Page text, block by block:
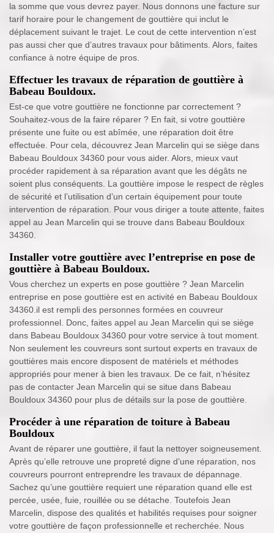
la somme que vous devrez payer. Nous donnons une facture sur
tarif horaire pour le changement de gouttière qui inclut le
déplacement suivant le trajet. Le cout de cette intervention n’est
pas aussi cher que d’autres travaux pour bâtiments. Alors, faites
confiance à notre équipe de pros.
Effectuer les travaux de réparation de gouttière à
Babeau Bouldoux.
Est-ce que votre gouttière ne fonctionne par correctement ?
Souhaitez-vous de la faire réparer ? En fait, si votre gouttière
présente une fuite ou est abîmée, une réparation doit être
effectuée. Pour cela, découvrez Jean Marcelin qui se siège dans
Babeau Bouldoux 34360 pour vous aider. Alors, mieux vaut
procéder rapidement à sa réparation avant que les dégâts ne
soient plus conséquents. La gouttière impose le respect de règles
de sécurité et l’utilisation d’un certain équipement pour toute
intervention de réparation. Pour vous diriger a toute attente, faites
appel au Jean Marcelin qui se trouve dans Babeau Bouldoux
34360.
Installer votre gouttière avec l’entreprise en pose de
gouttière à Babeau Bouldoux.
Vous cherchez un experts en pose gouttière ? Jean Marcelin
entreprise en pose gouttière est en activité en Babeau Bouldoux
34360.il est rempli des personnes formées en couvreur
professionnel. Donc, faites appel au Jean Marcelin qui se siège
dans Babeau Bouldoux 34360 pour votre service à tout moment.
Non seulement les couvreurs sont surtout experts en travaux de
gouttières mais encore disposent de matériels et méthodes
appropriés pour mener à bien les travaux. De ce fait, n’hésitez
pas de contacter Jean Marcelin qui se situe dans Babeau
Bouldoux 34360 pour plus de détails sur la pose de gouttière.
Procéder à une réparation de toiture à Babeau
Bouldoux
Avant de réparer une gouttière, il faut la nettoyer soigneusement.
Après qu’elle retrouve une propreté digne d’une réparation, nos
couvreurs pourront entreprendre les travaux de dépannage.
Sachez qu’une gouttière requiert une réparation quand elle est
percée, usée, fuie, rouillée ou se détache. Toutefois Jean
Marcelin, dispose des qualités et habilités requises pour soigner
votre gouttière de façon professionnelle et recherchée. Nous